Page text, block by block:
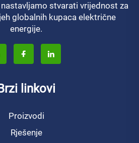
stvarati vrijednost za
globalnih kupaca električne
energije.
Brzi linkovi
Proizvodi
Rješenje